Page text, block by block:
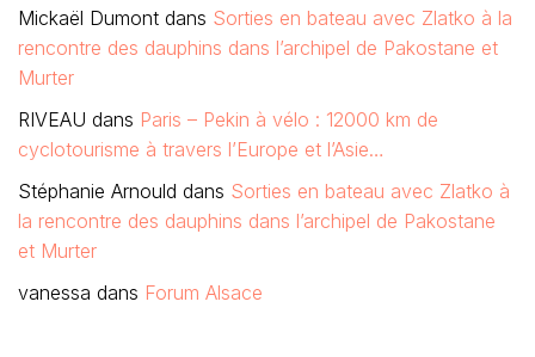
Mickaël Dumont dans Sorties en bateau avec Zlatko à la
rencontre des dauphins dans l’archipel de Pakostane et
Murter
RIVEAU dans Paris – Pekin à vélo : 12000 km de
cyclotourisme à travers l’Europe et l’Asie…
Stéphanie Arnould dans Sorties en bateau avec Zlatko à
la rencontre des dauphins dans l’archipel de Pakostane
et Murter
vanessa dans Forum Alsace